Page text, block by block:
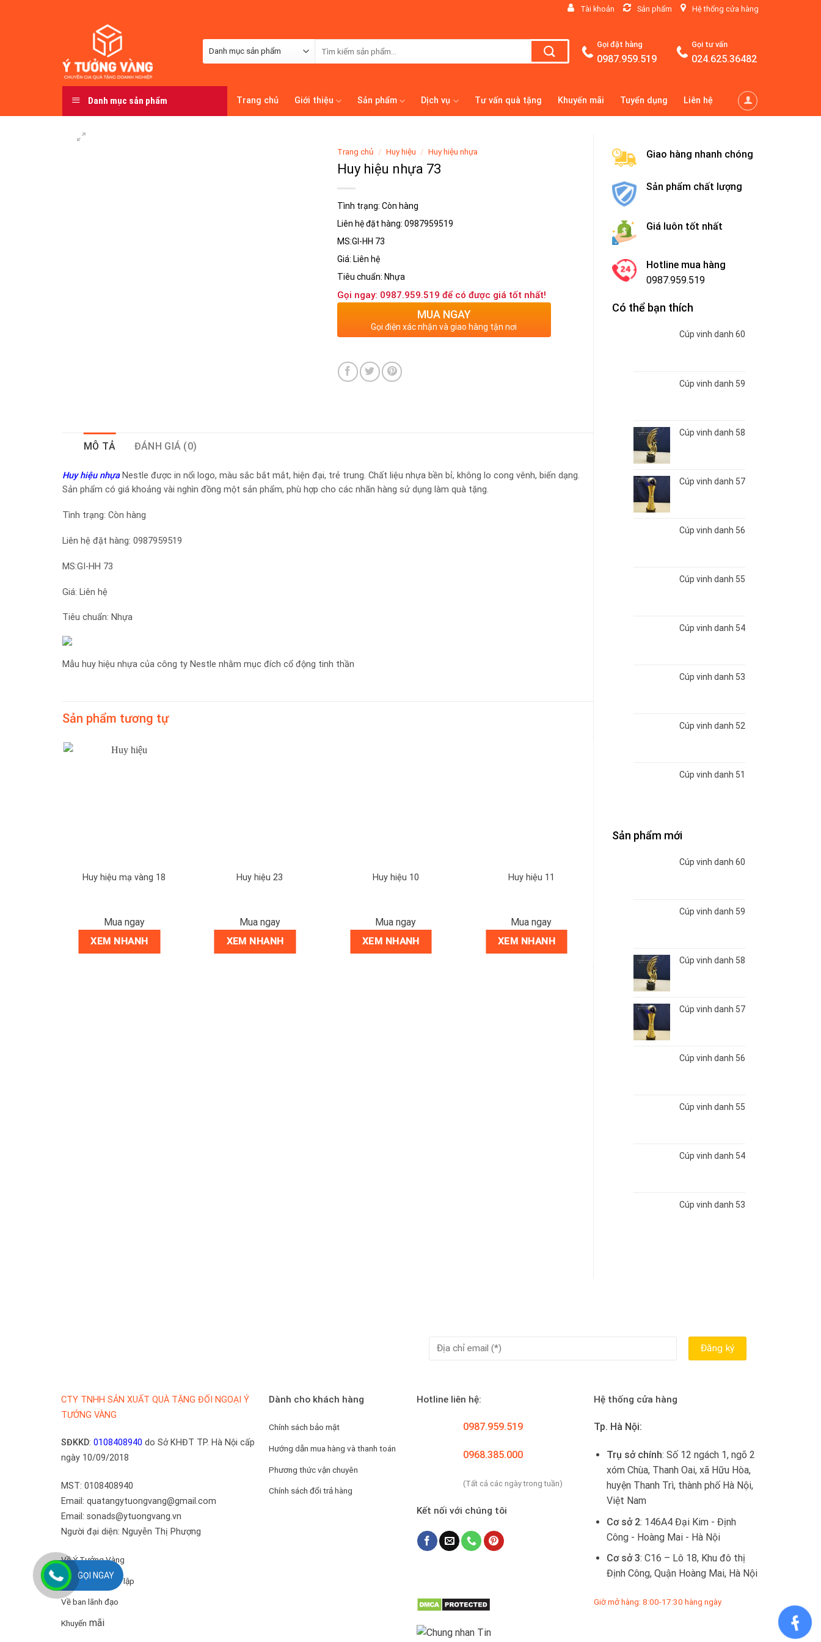
Tài khoản Sản phẩm Hệ thống cửa hàng
Gọi đặt hàng
0987.959.519
Gọi tư vấn
024.625.36482
Danh mục sản phẩm Trang chủ Giới thiệu Sản phẩm Dịch vụ Tư vấn quà tặng Khuyến mãi Tuyển dụng Liên hệ
Giao hàng nhanh chóng
Sản phẩm chất lượng
Giá luôn tốt nhất
Hotline mua hàng
0987.959.519
Có thể bạn thích
Cúp vinh danh 60
Cúp vinh danh 59
Cúp vinh danh 58
Cúp vinh danh 57
Cúp vinh danh 56
Cúp vinh danh 55
Cúp vinh danh 54
Cúp vinh danh 53
Cúp vinh danh 52
Cúp vinh danh 51
Sản phẩm mới
Cúp vinh danh 60
Cúp vinh danh 59
Cúp vinh danh 58
Cúp vinh danh 57
Cúp vinh danh 56
Cúp vinh danh 55
Cúp vinh danh 54
Cúp vinh danh 53
Trang chủ / Huy hiệu / Huy hiệu nhựa
Huy hiệu nhựa 73
Tình trạng: Còn hàng
Liên hệ đặt hàng: 0987959519
MS:GI-HH 73
Giá: Liên hệ
Tiêu chuẩn: Nhựa
Gọi ngay: 0987.959.519 để có được giá tốt nhất!
MUA NGAY
Gọi điện xác nhận và giao hàng tận nơi
MÔ TẢ ĐÁNH GIÁ (0)
Huy hiệu nhựaNestle được in nổi logo, màu sắc bắt mắt, hiện đại, trẻ trung. Chất liệu nhựa bền bỉ, không lo cong vênh, biến dạng.
Sản phẩm có giá khoảng vài nghìn đồng một sản phẩm, phù hợp cho các nhãn hàng sử dụng làm quà tặng.
Tình trạng: Còn hàng
Liên hệ đặt hàng: 0987959519
MS:GI-HH 73
Giá: Liên hệ
Tiêu chuẩn: Nhựa
Mẫu huy hiệu nhựa của công ty Nestle nhằm mục đích cổ động tinh thần
Sản phẩm tương tự
Huy hiệu mạ vàng 18
Mua ngay
XEM NHANH
Huy hiệu 23
Mua ngay
XEM NHANH
Huy hiệu 10
Mua ngay
XEM NHANH
Huy hiệu 11
Mua ngay
XEM NHANH
CTY TNHH SẢN XUẤT QUÀ TẶNG ĐỐI NGOẠI Ý
TƯỞNG VÀNG
SĐKKD:0108408940 do Sở KHĐT TP. Hà Nội cấp
ngày 10/09/2018
MST: 0108408940
Email: quatangytuongvang@gmail.com
Email: sonads@ytuongvang.vn
Người đại diện: Nguyễn Thị Phượng
Về Ý Tưởng Vàng
Quyết định thành lập
Về ban lãnh đạo
Khuyến mãi
Dành cho khách hàng
Chính sách bảo mật
Hướng dẫn mua hàng và thanh toán
Phương thức vận chuyên
Chính sách đổi trả hàng
Hotline liên hệ:
0987.959.519
0968.385.000
(Tất cả các ngày trong tuần)
Kết nối với chúng tôi
Hệ thống cửa hàng
Tp. Hà Nội:
Trụ sở chính: Số 12 ngách 1, ngõ 2
xóm Chùa, Thanh Oai, xã Hữu Hòa,
huyện Thanh Trì, thành phố Hà Nội,
Việt Nam
Cơ sở 2: 146A4 Đại Kim - Định
Công - Hoàng Mai - Hà Nội
Cơ sở 3: C16 – Lô 18, Khu đô thị
Định Công, Quận Hoàng Mai, Hà Nội
Giờ mở hàng: 8:00-17:30 hàng ngày
GỌI NGAY